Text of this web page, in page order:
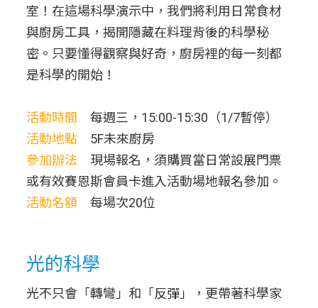
室！在這場科學演示中，我們將利用日常食材
與廚房工具，揭開隱藏在料理背後的科學秘
密。只要懂得觀察與好奇，廚房裡的每一刻都
是科學的開始！
活動時間
每週三，15:00-15:30（1/7暫停）
活動地點 5F未來廚房
參加辦法 現場報名，須購買當日常設展門票
或有效賽恩斯會員卡進入活動場地報名參加。
活動名額 每場次20位
光的科學
光不只會「轉彎」和「反彈」，更帶著科學家